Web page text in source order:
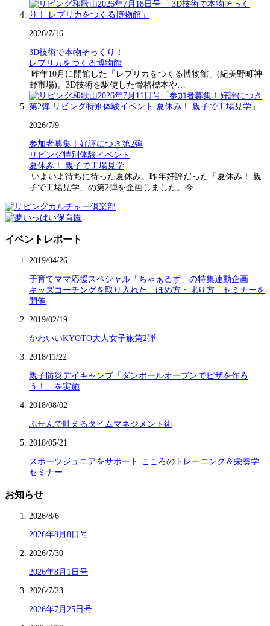
2026/7/16
3D技術で本物そっくり！
レプリカをつくる博物館
昨年10月に開館した「レプリカをつくる博物館」(紀美野町神
野市場)。3D技術を駆使した骨格標本や…
2026/7/9
参加者募集！好評につき第2弾
リビング特別体験イベント
夏休み！ 親子で工場見学
いよいよ待ちに待った夏休み。昨年好評だった「夏休み！ 親
子で工場見学」の第2弾を企画しました。今…
イベントレポート
2019/04/26
子育てママ応援スペシャル「ちゃぁるず」の特集連動企画
キッズコーチングを取り入れた「ほめ方・叱り方」セミナーを
開催
2019/02/19
かわいいKYOTO大人女子旅第2弾
2018/11/22
親子防災デイキャンプ「ダンボールオーブンでピザを作ろ
う！」を実施
2018/08/02
ふせんで叶えるタイムマネジメント術
2018/05/21
スポーツジュニアをサポート こころのトレーニング＆栄養学
セミナー
お知らせ
2026/8/6
2026年8月8日号
2026/7/30
2026年8月1日号
2026/7/23
2026年7月25日号